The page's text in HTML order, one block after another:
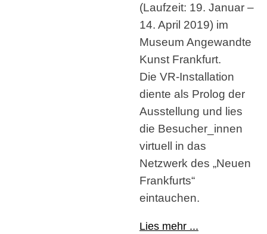
(Laufzeit: 19. Januar –
14. April 2019) im
Museum Angewandte
Kunst Frankfurt.
Die VR-Installation
diente als Prolog der
Ausstellung und lies
die Besucher_innen
virtuell in das
Netzwerk des „Neuen
Frankfurts“
eintauchen.
Lies mehr ...